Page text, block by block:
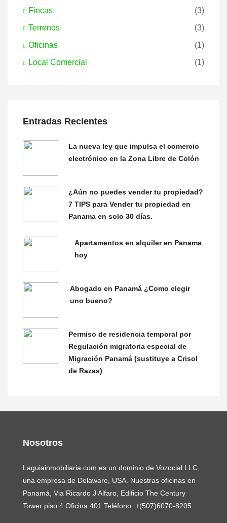
Fincas
(3)
Terrenos
(3)
Oficinas
(1)
Local Comercial
(1)
Entradas Recientes
La nueva ley que impulsa el comercio
electrónico en la Zona Libre de Colón
¿Aún no puedes vender tu propiedad?
7 TIPS para Vender tu propiedad en
Panama en solo 30 días.
Apartamentos en alquiler en Panama
hoy
Abogado en Panamá ¿Como elegir
uno bueno?
Permiso de residencia temporal por
Regulación migratoria especial de
Migración Panamá (sustituye a Crisol
de Razas)
Nosotros
Laguiainmobiliaria.com es un dominio de Vozocial LLC,
una empresa de Delaware, USA. Nuestras oficinas en
Panamá, Via Ricardo J Alfaro, Edificio The Century
Tower piso 4 Oficina 401 Teléfono: +(507)6070-8205